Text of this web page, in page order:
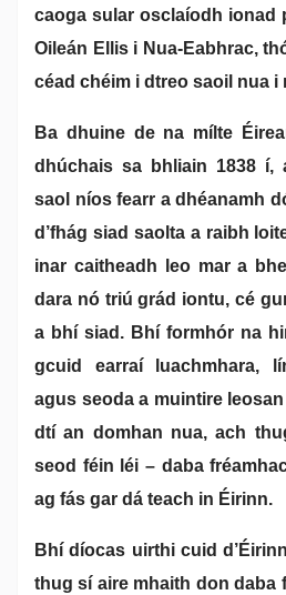
caoga sular osclaíodh ionad
Oileán Ellis i Nua-Eabhrac,
céad chéim i dtreo saoil nua i
Ba dhuine de na mílte
dhúchais sa bhliain 1838 í,
saol níos fearr a dhéanamh
d’fhág siad saolta a raibh
inar caitheadh leo mar a
dara nó triú grád iontu, cé
a bhí siad. Bhí formhór na
gcuid earraí luachmhara,
agus seoda a muintire
dtí an domhan nua, ach
seod féin léi – daba
ag fás gar dá teach in Éirinn.
Bhí díocas uirthi cuid
thug sí aire mhaith don daba